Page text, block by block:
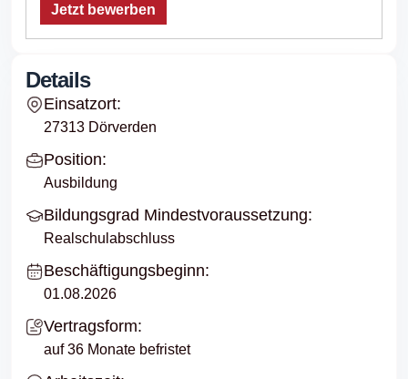
Jetzt bewerben
Details
Einsatzort:
27313 Dörverden
Position:
Ausbildung
Bildungsgrad Mindestvoraussetzung:
Realschulabschluss
Beschäftigungsbeginn:
01.08.2026
Vertragsform:
auf 36 Monate befristet